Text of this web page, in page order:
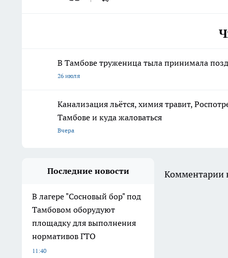
В Тамбове труженица тыла принимала
26 июля
Канализация льётся, химия травит,
Тамбове и куда жаловаться
Вчера
Последние новости
В лагере "Сосновый бор" под
Тамбовом оборудуют
площадку для выполнения
нормативов ГТО
11:40
Комментарии